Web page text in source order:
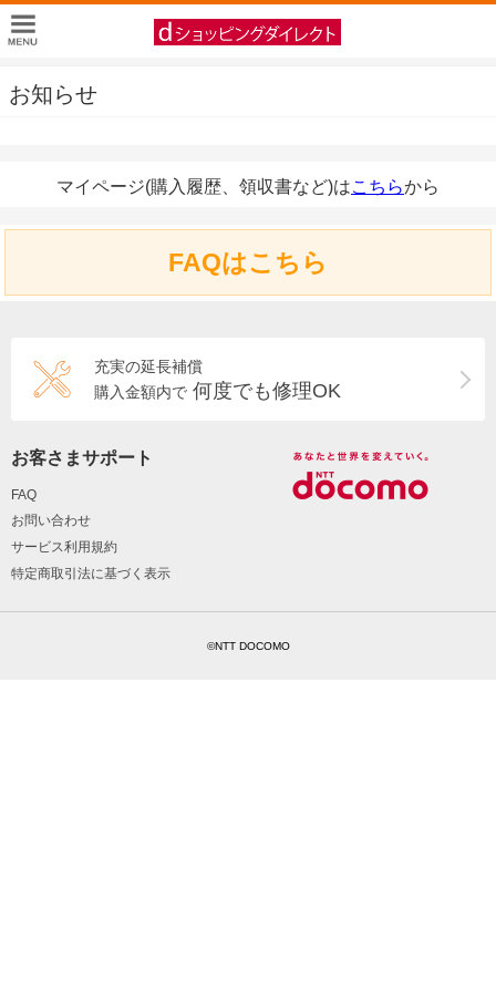
お知らせ
マイページ(購入履歴、領収書など)はこちらから
FAQはこちら
充実の延長補償
購入金額内で 何度でも修理OK
お客さまサポート
FAQ
お問い合わせ
サービス利用規約
特定商取引法に基づく表示
©NTT DOCOMO